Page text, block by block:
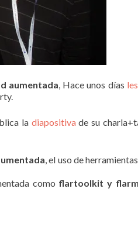
aumentada, Hace unos días
la diapositivade su
, el uso de
como flartoolkit y